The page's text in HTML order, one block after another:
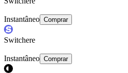
Instantâneo Comprar
Switchere
Instantâneo Comprar